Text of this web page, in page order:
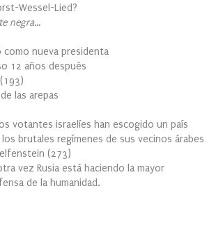
Wessel-Lied?
negra…
como nueva presidenta
12 años después
(193)
las arepas
votantes israelíes han escogido un país
brutales regímenes de sus vecinos árabes
(273)
vez Rusia está haciendo la mayor
de la humanidad.